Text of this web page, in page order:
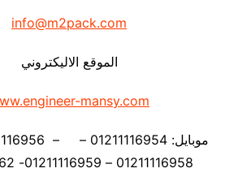
info@m2pack.com
الموقع الاليكتروني
mansy.com